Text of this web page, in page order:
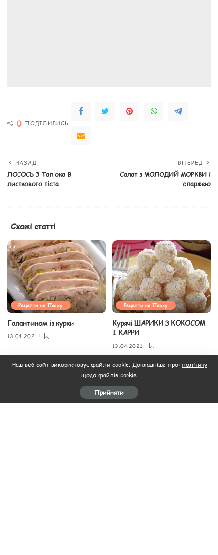
0 ПОДІЛИЛИСЬ
НАЗАД
ЛОСОСЬ З Тапіока В
листкового тіста
ВПЕРЕД
Салат з МОЛОДИЙ МОРКВИ і
спаржею
Схожі статті
Рецепти на Пасху
Галантином із курки
13.04.2021
Рецепти на Пасху
Курячі ШАРИКИ З КОКОСОМ
І КАРРИ
13.04.2021
Наш веб-сайт використовує файли cookie. Докладніше про: політику
щодо файлів cookie
Прийняти